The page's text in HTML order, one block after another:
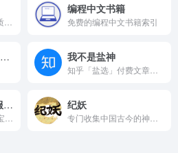
编程中文书籍
免费的编程中文书籍索引
Ebook Treasure Chest 我不是盐神
全国标准信息公共服务平台 纪妖